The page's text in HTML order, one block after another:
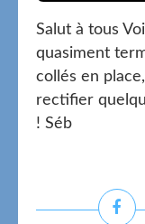
Salut à tous
quasiment
collés en
rectifier
! Séb